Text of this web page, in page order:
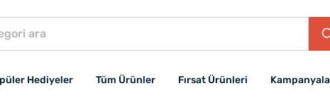
Hediyeler Tüm Ürünler Fırsat Ürünleri